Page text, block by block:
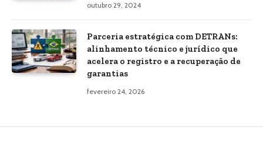
outubro 29, 2024
Parceria estratégica com DETRANs:
alinhamento técnico e jurídico que
acelera o registro e a recuperação de
garantias
fevereiro 24, 2026